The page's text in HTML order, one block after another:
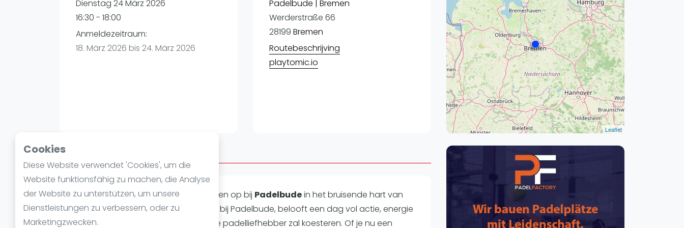
Cookies
Diese Website verwendet 'Cookies', um die
Website funktionsfähig zu machen, die Analyse
der Website zu unterstützen, um unsere
Dienstleistungen zu verbessern, oder zu
Marketingzwecken.
Verschiedenes
Leipzig
Dortmund
Essen
Dienstag 24 März 2026
16:30 - 18:00
Anmeldezeitraum:
18. März 2026 bis 24. März 2026
Padelbude | Bremen
Werderstraße 66
28199 Bremen
Routebeschrijving
playtomic.io
Leaflet
Über After Work
Laat je passie voor padelontvlammen op bij Padelbudein het bruisende hart van
Bremen. Het evenement,After Work bij Padelbude, belooft een dag vol actie, energie
en onvergetelijke momenten die elke padelliefhebber zal koesteren. Of je nu een